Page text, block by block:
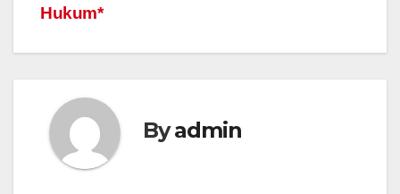
Hukum*
Byadmin